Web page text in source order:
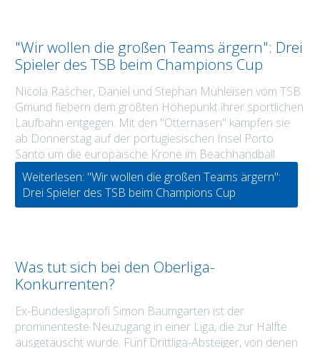
"Wir wollen die großen Teams ärgern": Drei
Spieler des TSB beim Champions Cup
Nicola Rascher, Daniel und Stephan Mühleisen vom TSB
Gmünd fiebern dem größten Höhepunkt ihrer sportlichen
Laufbahn entgegen. Mit den "Otternasen" kämpfen sie
ab Donnerstag auf der portugiesischen Insel Porto
Santo um die europäische Krone im Beachhandball.
Weiterlesen: "Wir wollen die großen Teams ärgern":
Drei Spieler des TSB beim Champions Cup
Was tut sich bei den Oberliga-
Konkurrenten?
Ex-Bundesligaprofi Simon Baumgarten ist der
prominenteste Neuzugang in einer Liga, die zur Hälfte
ausgetauscht wurde. Fünf Drittliga-Absteiger, von denen